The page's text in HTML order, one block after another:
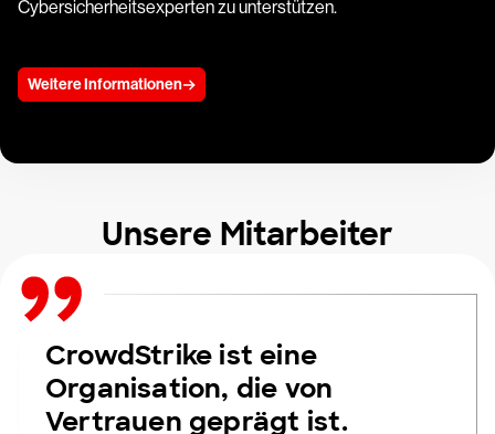
Cybersicherheitsexperten zu unterstützen.
Weitere Informationen
Unsere Mitarbeiter
CrowdStrike ist eine
Organisation, die von
Vertrauen geprägt ist.